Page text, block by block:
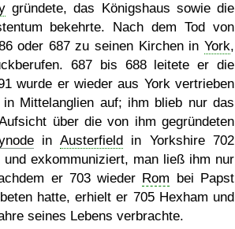
gründete, das Königshaus sowie die
bekehrte. Nach dem Tod von
oder 687 zu seinen Kirchen in York,
687 bis 688 leitete er die
wurde er wieder aus York vertrieben
Mittelanglien auf; ihm blieb nur das
über die von ihm gegründeten
in Austerfieldin Yorkshire 702
exkommuniziert, man ließ ihm nur
er 703 wieder Rom bei Papst
hatte, erhielt er 705 Hexham und
seines Lebens verbrachte.